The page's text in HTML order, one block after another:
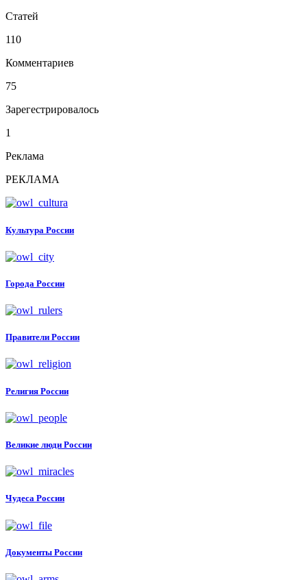
Статей
110
Комментариев
75
Зарегестрировалось
1
Реклама
РЕКЛАМА
Культура России
Города России
Правители России
Религия России
Великие люди России
Чудеса России
Документы России